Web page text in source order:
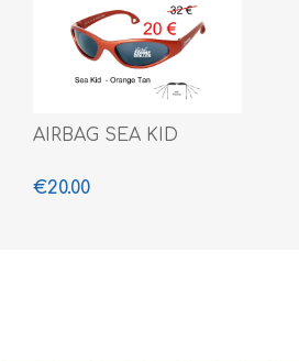
AIRBAG SEA KID
€20.00